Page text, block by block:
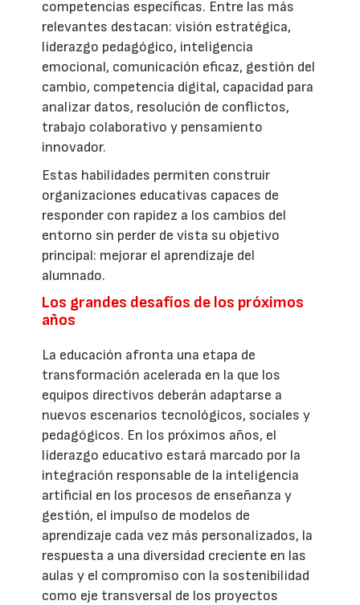
competencias específicas. Entre las más
relevantes destacan: visión estratégica,
liderazgo pedagógico, inteligencia
emocional, comunicación eficaz, gestión del
cambio, competencia digital, capacidad para
analizar datos, resolución de conflictos,
trabajo colaborativo y pensamiento
innovador.
Estas habilidades permiten construir
organizaciones educativas capaces de
responder con rapidez a los cambios del
entorno sin perder de vista su objetivo
principal: mejorar el aprendizaje del
alumnado.
Los grandes desafíos de los próximos
años
La educación afronta una etapa de
transformación acelerada en la que los
equipos directivos deberán adaptarse a
nuevos escenarios tecnológicos, sociales y
pedagógicos. En los próximos años, el
liderazgo educativo estará marcado por la
integración responsable de la inteligencia
artificial en los procesos de enseñanza y
gestión, el impulso de modelos de
aprendizaje cada vez más personalizados, la
respuesta a una diversidad creciente en las
aulas y el compromiso con la sostenibilidad
como eje transversal de los proyectos